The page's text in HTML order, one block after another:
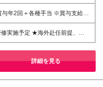
方、または同等の日本語能力を
て＞ ・契
＋各種手当 ※賞与支給の
※経験・能力を考慮の上、決定し
月（その間の給与・待遇に差異
：月3000円～5000円） ・住宅
万円～4万円） ・赴任手当 ・海
実施予定 ★海外赴任前提、海
考慮して決定します 【千葉
葛飾町2-384-6 第2小森ビル
詳細を見る